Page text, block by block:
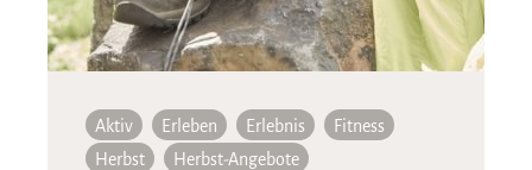
Aktiv Erleben Erlebnis
Fitness
Herbst
Herbst-Angebote